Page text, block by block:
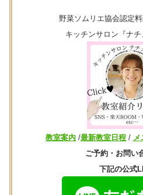
野菜ソムリエ協会認定料
キッチンサロン『ナチ
教室案内 /最新教室日程 / メ
ご予約・お問い
下記の公式